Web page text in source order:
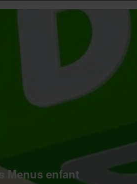
Menus enfant